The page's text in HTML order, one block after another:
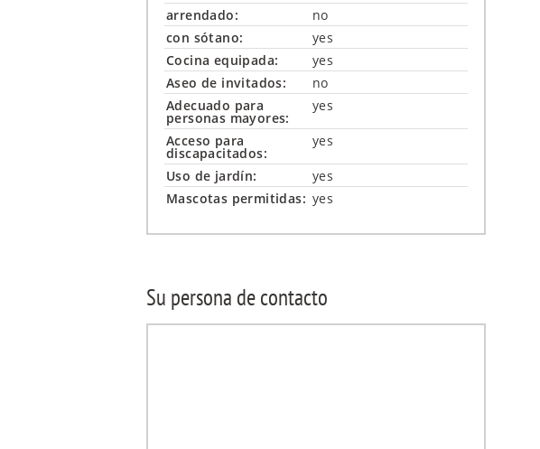
arrendado:
no
con sótano:
yes
Cocina equipada:
yes
Aseo de invitados:
no
Adecuado para
personas mayores:
yes
Acceso para
discapacitados:
yes
Uso de jardín:
yes
Mascotas permitidas: yes
Su persona de contacto